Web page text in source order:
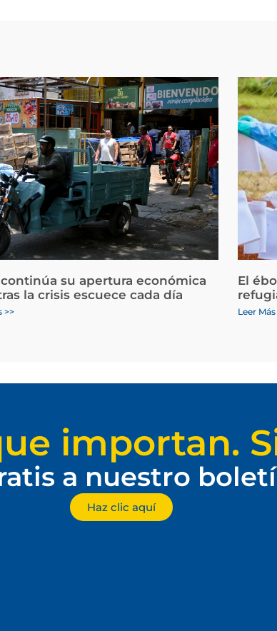
su apertura económica
la crisis escuece cada día
>>
El
Leer Más
importan.
a nuestro
Haz clic aquí